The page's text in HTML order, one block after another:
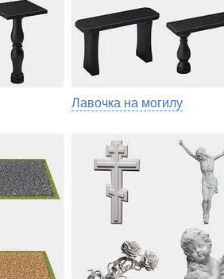
Лавочка на могилу